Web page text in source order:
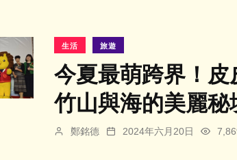
生活 旅遊
今夏最萌跨界！
竹山與海的美麗秘
鄭銘德 2024年六月20日